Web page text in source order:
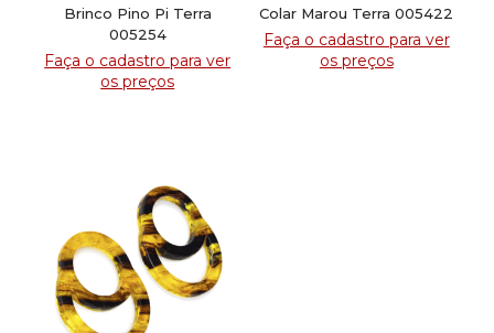
Brinco Pino Pi Terra
005254
Faça o cadastro para ver
os preços
Colar Marou Terra 005422
Faça o cadastro para ver
os preços